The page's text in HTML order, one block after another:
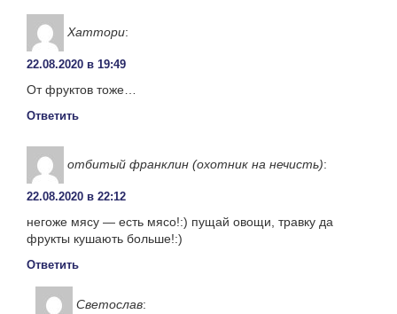
Хаттори:
22.08.2020 в 19:49
От фруктов тоже…
Ответить
отбитый франклин (охотник на нечисть):
22.08.2020 в 22:12
негоже мясу — есть мясо!:) пущай овощи, травку да
фрукты кушають больше!:)
Ответить
Светослав: